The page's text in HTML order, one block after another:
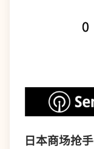
日本商场抢